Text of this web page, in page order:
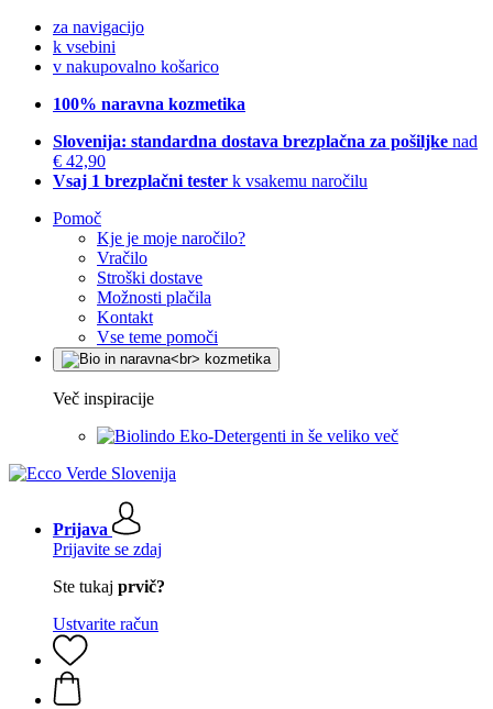
za navigacijo
k vsebini
v nakupovalno košarico
100% naravna kozmetika
Slovenija: standardna dostava brezplačna za pošiljke nad
€ 42,90
Vsaj 1 brezplačni tester k vsakemu naročilu
Pomoč
Kje je moje naročilo?
Vračilo
Stroški dostave
Možnosti plačila
Kontakt
Vse teme pomoči
Več inspiracije
Eko-Detergenti in še veliko več
Prijava
Prijavite se zdaj
Ste tukaj prvič?
Ustvarite račun